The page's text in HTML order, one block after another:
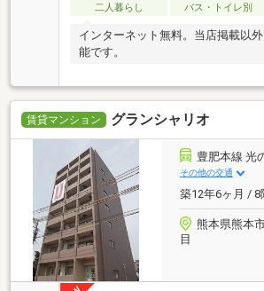
二人暮らし
バス・トイレ別
インターネット無料。当店掲載以
能です。
賃貸マンション グランシャリオ
豊肥本線 光
その他の交通
築12年6ヶ月 / 8
熊本県熊本
目